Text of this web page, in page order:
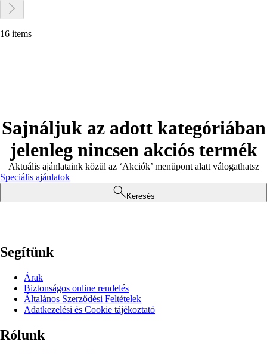
16 items
Sajnáljuk az adott kategóriában
jelenleg nincsen akciós termék
Aktuális ajánlataink közül az ‘Akciók’ menüpont alatt válogathatsz
Speciális ajánlatok
Keresés
Segítünk
Árak
Biztonságos online rendelés
Általános Szerződési Feltételek
Adatkezelési és Cookie tájékoztató
Rólunk